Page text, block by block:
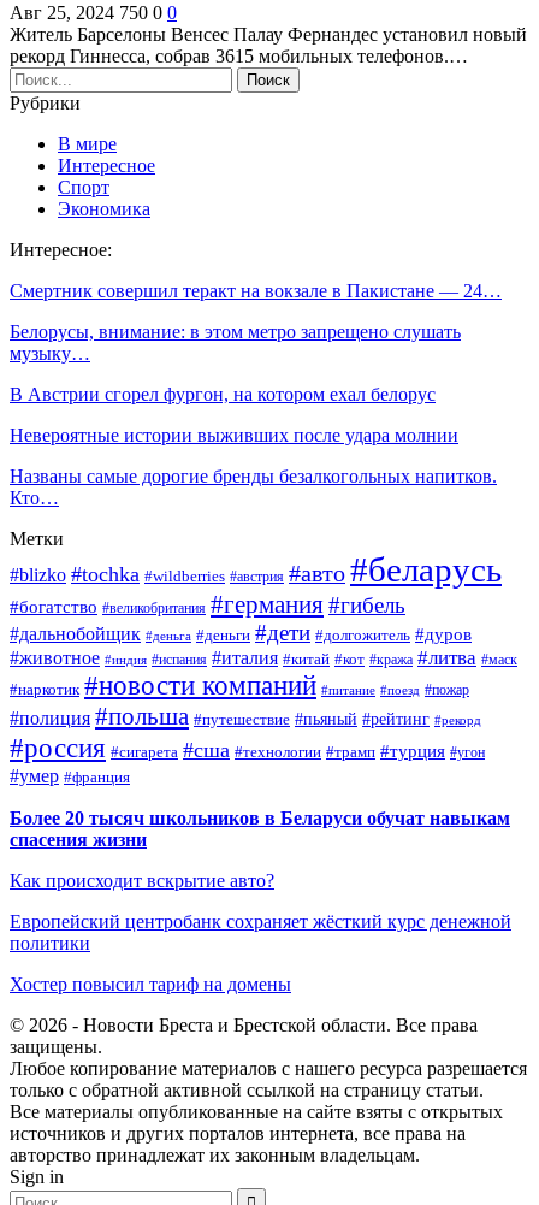
Авг 25, 2024 750 0 0
Житель Барселоны Венсес Палау Фернандес установил новый
рекорд Гиннесса, собрав 3615 мобильных телефонов.…
Рубрики
В мире
Интересное
Спорт
Экономика
Интересное:
Смертник совершил теракт на вокзале в Пакистане — 24…
Белорусы, внимание: в этом метро запрещено слушать
музыку…
В Австрии сгорел фургон, на котором ехал белорус
Невероятные истории выживших после удара молнии
Названы самые дорогие бренды безалкогольных напитков.
Кто…
Метки
#blizko #tochka #wildberries #австрия #авто#беларусь
#богатство #великобритания #германия#гибель
#дальнобойщик #деньга #деньги #дети #долгожитель #дуров
#животное #индия #испания #италия #китай #кот #кража #литва #маск
#наркотик #новости компаний #питание #поезд #пожар
#полиция #польша #путешествие #пьяный #рейтинг #рекорд
#россия #сигарета #сша #технологии #трамп #турция #угон
#умер #франция
Более 20 тысяч школьников в Беларуси обучат навыкам
спасения жизни
Как происходит вскрытие авто?
Европейский центробанк сохраняет жёсткий курс денежной
политики
Хостер повысил тариф на домены
© 2026 - Новости Бреста и Брестской области. Все права
защищены.
Любое копирование материалов с нашего ресурса разрешается
только с обратной активной ссылкой на страницу статьи.
Все материалы опубликованные на сайте взяты с открытых
источников и других порталов интернета, все права на
авторство принадлежат их законным владельцам.
Sign in